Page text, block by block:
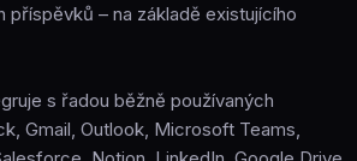
– na základě existujícího
s řadou běžně používaných
Gmail, Outlook, Microsoft Teams,